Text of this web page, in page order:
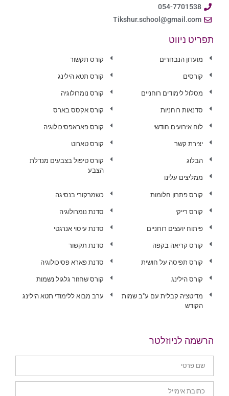
054-7701538
Tikshur.school@gmail.com
תפריט ניווט
מועדון הנבחרים
קורסים
מסלול לימודים רוחניים
סדנאות רוחניות
לוח אירועים חודשי
יצירת קשר
הבלוג
ממליצים עלינו
קורס תקשור
קורס תטא הילינג
קורס נומרולוגיה
קורס אקסס בארס
קורס פאראפסיכולוגיה
קורס טארוט
קורס טיפול בצבעים מנדלת
הצבע
קורס פתרון חלומות
קורס רייקי
פיתוח יועצים רוחניים
קורס קריאה בקפה
קורס תפיסה על חושית
קורס הילינג
מדיטציה קבלית עם ע"ב שמות
הקודש
כשמרקורי בנסיגה
סדנת נומרולוגיה
סדנת עיסוי אנרגטי
סדנת תקשור
סדנת פארא פסיכולוגיה
קורס שחזור גלגול נשמות
ערב מבוא ללימודי תטא הילינג
הרשמה לניוזלטר